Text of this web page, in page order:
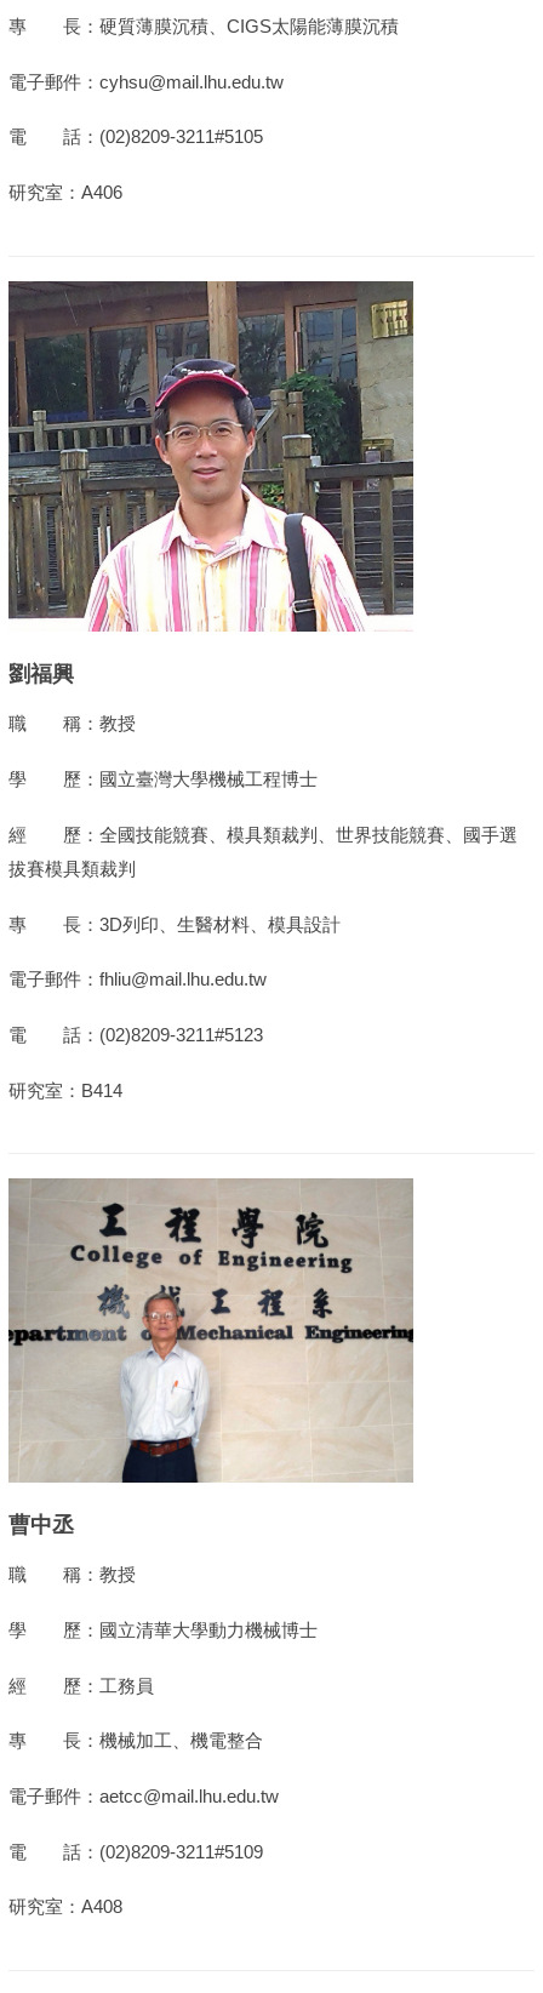
專 長：硬質薄膜沉積、CIGS太陽能薄膜沉積
電子郵件：cyhsu@mail.lhu.edu.tw
電 話：(02)8209-3211#5105
研究室：A406
劉福興
職 稱：教授
學 歷：國立臺灣大學機械工程博士
經 歷：全國技能競賽、模具類裁判、世界技能競賽、國手選
拔賽模具類裁判
專 長：3D列印、生醫材料、模具設計
電子郵件：fhliu@mail.lhu.edu.tw
電 話：(02)8209-3211#5123
研究室：B414
曹中丞
職 稱：教授
學 歷：國立清華大學動力機械博士
經 歷：工務員
專 長：機械加工、機電整合
電子郵件：aetcc@mail.lhu.edu.tw
電 話：(02)8209-3211#5109
研究室：A408